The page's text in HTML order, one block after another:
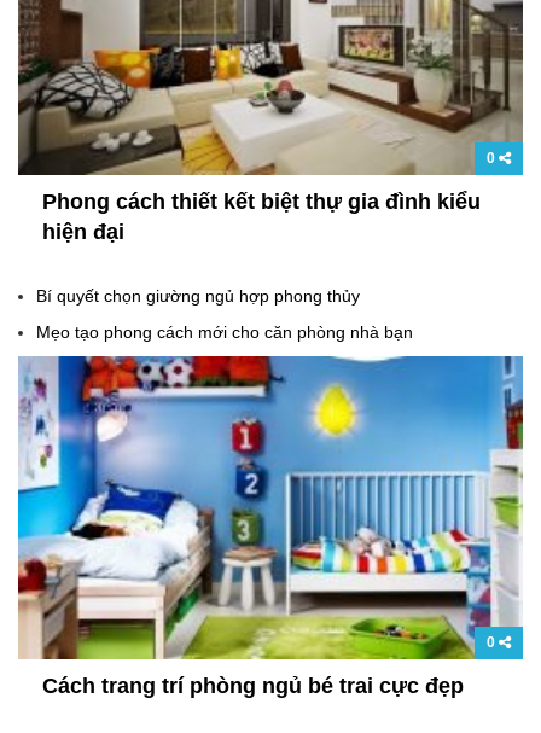
0
Phong cách thiết kết biệt thự gia đình kiểu
hiện đại
Bí quyết chọn giường ngủ hợp phong thủy
Mẹo tạo phong cách mới cho căn phòng nhà bạn
0
Cách trang trí phòng ngủ bé trai cực đẹp